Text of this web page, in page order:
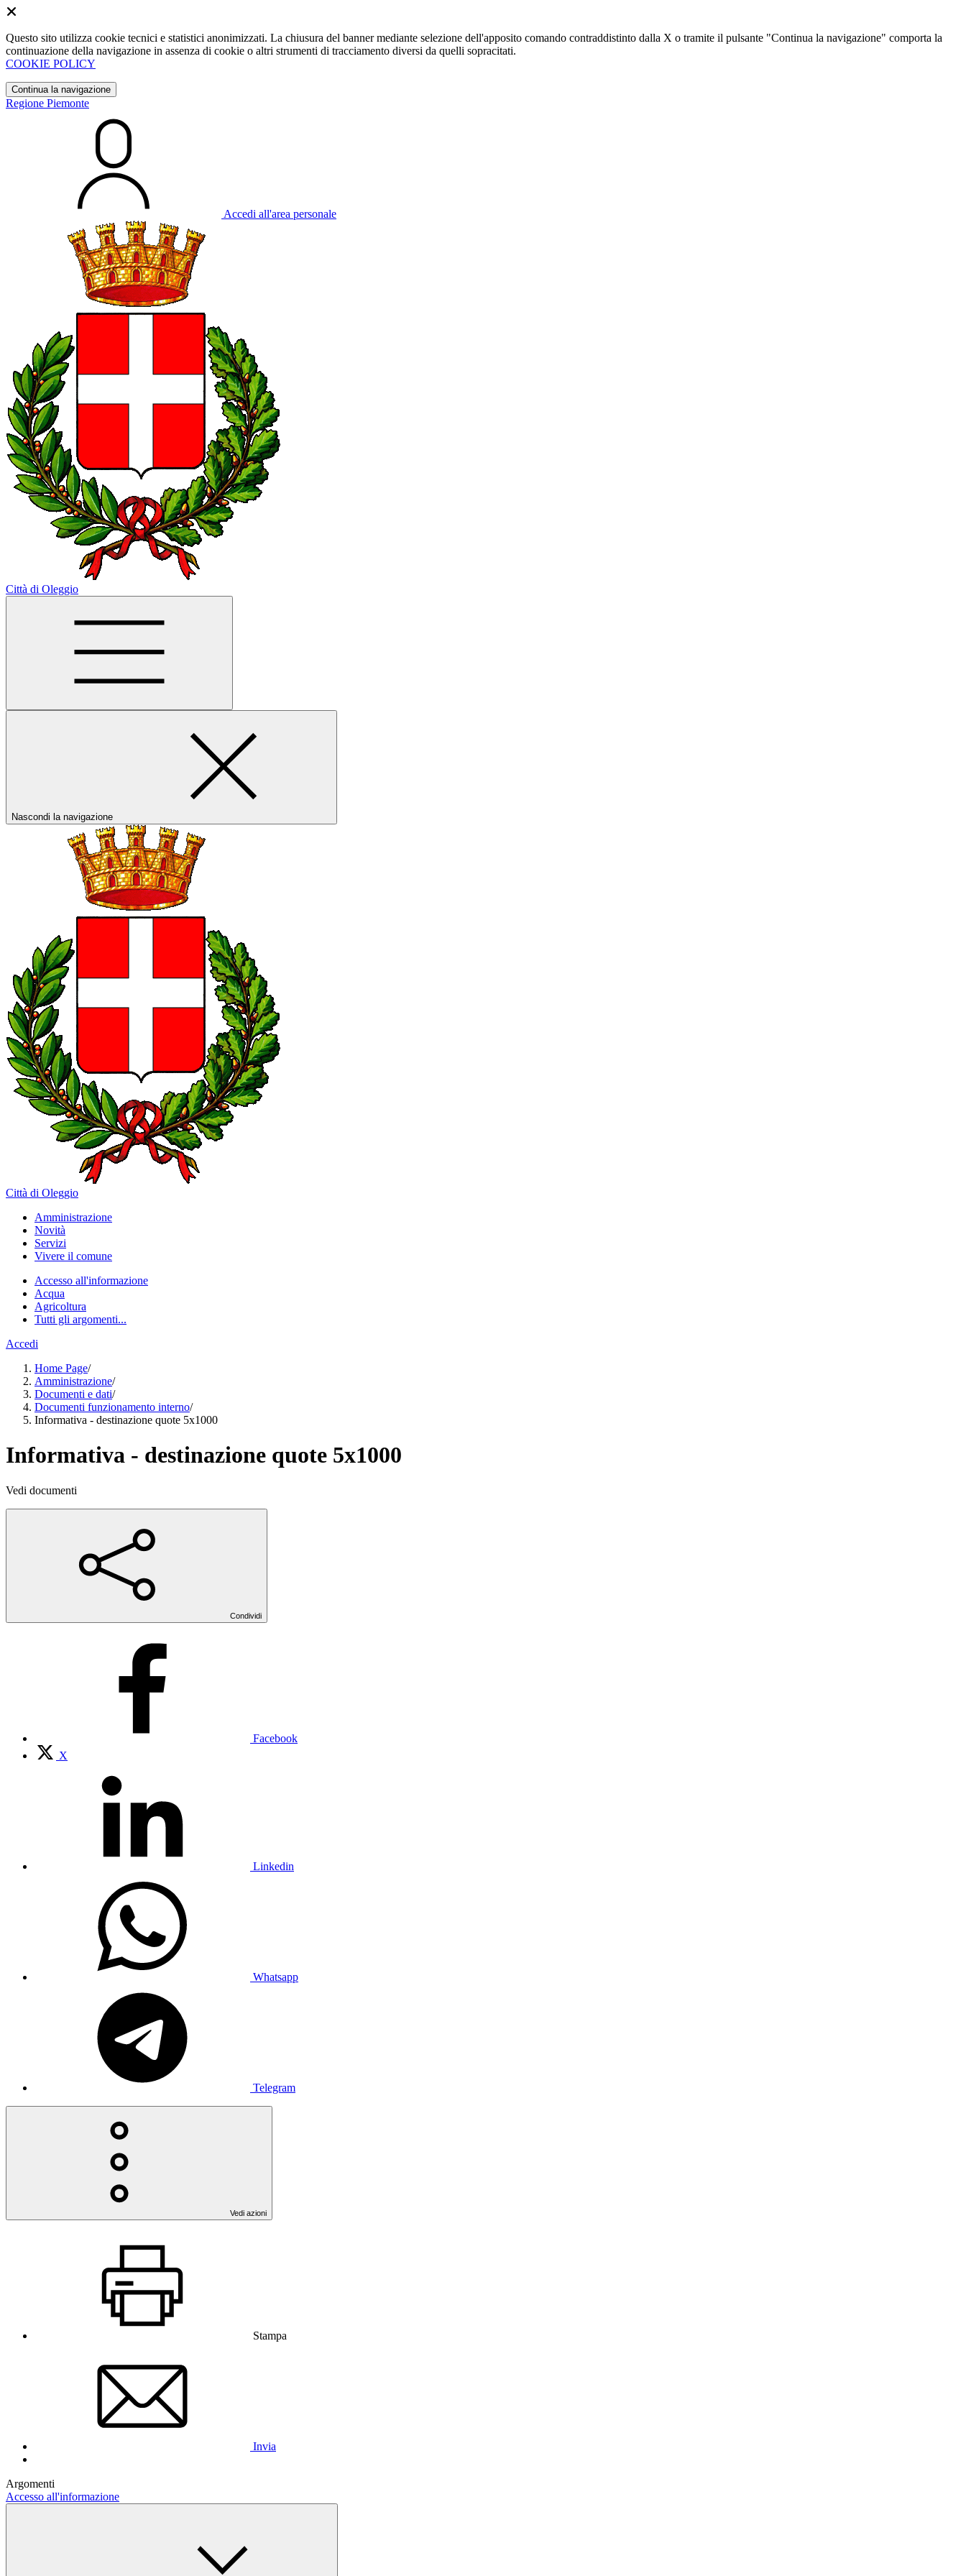
Questo sito utilizza cookie tecnici e statistici anonimizzati. La chiusura del banner mediante selezione dell'apposito comando contraddistinto dalla X o tramite il pulsante "Continua la navigazione" comporta la
continuazione della navigazione in assenza di cookie o altri strumenti di tracciamento diversi da quelli sopracitati.
COOKIE POLICY
Continua la navigazione
Regione Piemonte
Accedi all'area personale
Città di Oleggio
Nascondi la navigazione
Città di Oleggio
Amministrazione
Novità
Servizi
Vivere il comune
Accesso all'informazione
Acqua
Agricoltura
Tutti gli argomenti...
Accedi
Home Page/
Amministrazione/
Documenti e dati/
Documenti funzionamento interno/
Informativa - destinazione quote 5x1000
Informativa - destinazione quote 5x1000
Vedi documenti
Condividi
Facebook
X
Linkedin
Whatsapp
Telegram
Vedi azioni
Stampa
Invia
Argomenti
Accesso all'informazione